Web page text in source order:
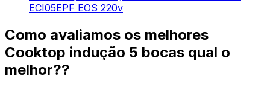
ECI05EPF EOS 220v
Como avaliamos os melhores
Cooktop indução 5 bocas qual o
melhor??